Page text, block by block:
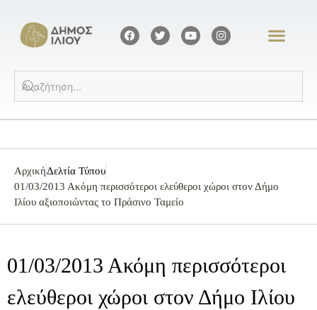
ΑρχικήΔελτία Τύπου
01/03/2013 Ακόμη περισσότεροι ελεύθεροι χώροι στον Δήμο
Ιλίου αξιοποιώντας το Πράσινο Ταμείο
01/03/2013 Ακόμη περισσότεροι
ελεύθεροι χώροι στον Δήμο Ιλίου